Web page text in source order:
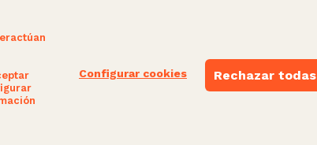
Configurar cookies Rechazar todas